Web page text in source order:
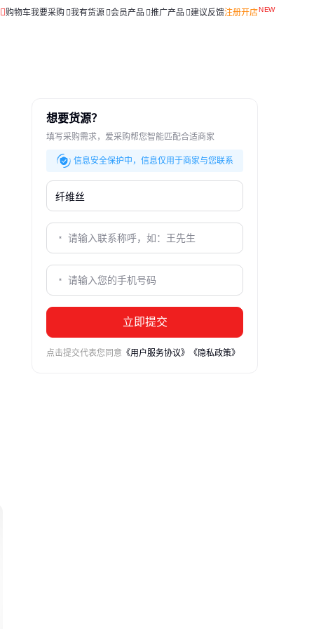
购物车我要采购 我有货源 会员产品 推广产品 建议反馈注册开店
想要货源？
填写采购需求，爱采购帮您智能匹配合适商家
信息安全保护中，信息仅用于商家与您联系
立即提交
点击提交代表您同意 《用户服务协议》 《隐私政策》